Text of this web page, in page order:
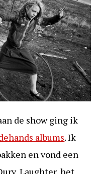
de show ging ik
albums. Ik
en vond een
Laughter, het